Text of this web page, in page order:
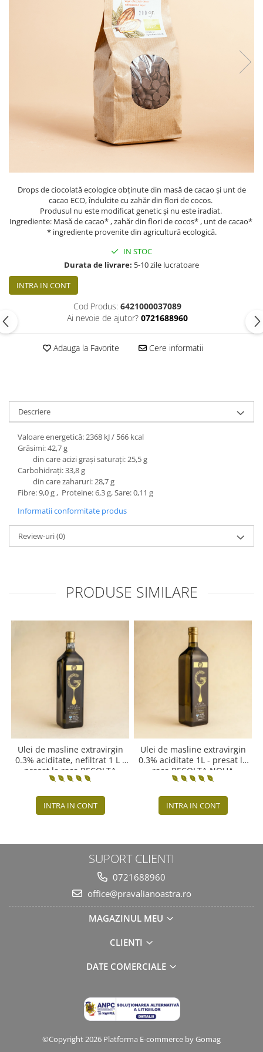
CREME ȘI PASTE TARTINABILE
PRODUSE ECO / ORGANICE
REMEDII NATURISTE
TOATE PRODUSELE
Drops de ciocolată ecologice obținute din masă de cacao și unt de
cacao ECO, îndulcite cu zahăr din flori de cocos.
Produsul nu este modificat genetic și nu este iradiat.
Ingrediente: Masă de cacao* , zahăr din flori de cocos* , unt de cacao*
* ingrediente provenite din agricultură ecologică.
IN STOC
Durata de livrare: 5-10 zile lucratoare
INTRA IN CONT
Cod Produs: 6421000037089
Ai nevoie de ajutor? 0721688960
Adauga la Favorite Cere informatii
Descriere
Valoare energetică: 2368 kJ / 566 kcal
Grăsimi: 42,7 g
din care acizi grași saturați: 25,5 g
Carbohidrați: 33,8 g
din care zaharuri: 28,7 g
Fibre: 9,0 g , Proteine: 6,3 g, Sare: 0,11 g
Informatii conformitate produs
Review-uri(0)
PRODUSE SIMILARE
Ulei de masline extravirgin
0.3% aciditate, nefiltrat 1 L -
presat la rece RECOLTA
NOUA
INTRA IN CONT
Ulei de masline extravirgin
0.3% aciditate 1L - presat la
rece RECOLTA NOUA
INTRA IN CONT
SUPORT CLIENTI
0721688960
office@pravalianoastra.ro
MAGAZINUL MEU
CLIENTI
DATE COMERCIALE
©Copyright 2026 Platforma E-commerce by Gomag